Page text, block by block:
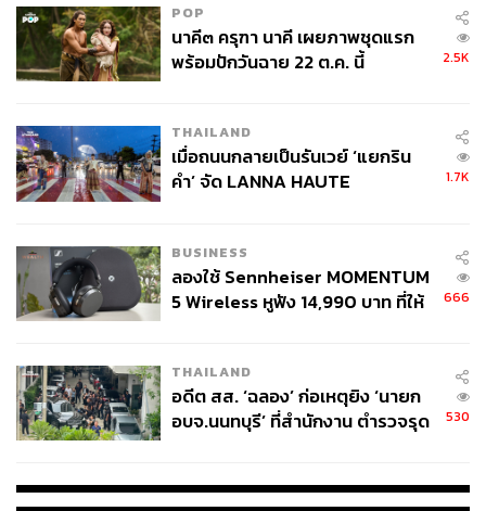
POP
นาคี๓ ครุฑา นาคี เผยภาพชุดแรก
พร้อมปักวันฉาย 22 ต.ค. นี้
2.5K
THAILAND
เมื่อถนนกลายเป็นรันเวย์ ‘แยกริน
คำ’ จัด LANNA HAUTE
1.7K
BUSINESS
ลองใช้ Sennheiser MOMENTUM
5 Wireless หูฟัง 14,990 บาท ที่ให้
666
THAILAND
อดีต สส. ‘ฉลอง’ ก่อเหตุยิง ‘นายก
อบจ.นนทบุรี’ ที่สำนักงาน ตำรวจรุด
530